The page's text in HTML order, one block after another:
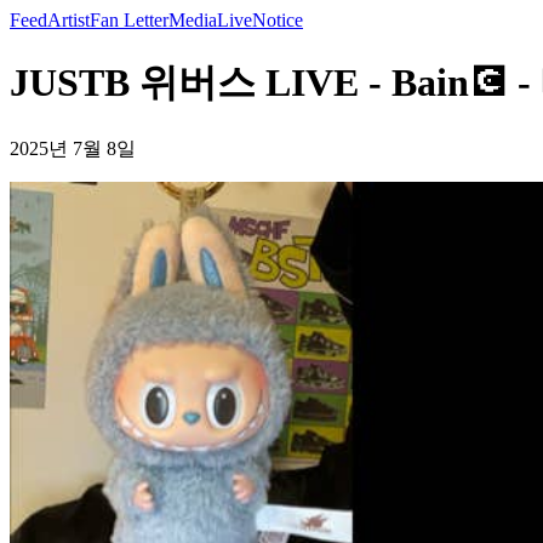
FeedArtistFan LetterMediaLiveNotice
JUSTB 위버스 LIVE - Bain💽 -
2025년 7월 8일